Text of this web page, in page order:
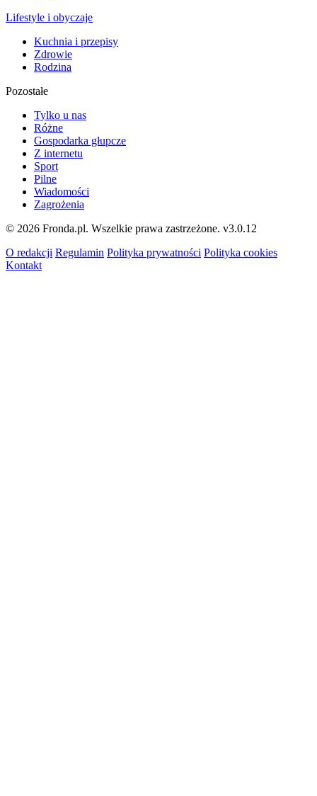
Lifestyle i obyczaje
Kuchnia i przepisy
Zdrowie
Rodzina
Pozostałe
Tylko u nas
Różne
Gospodarka głupcze
Z internetu
Sport
Pilne
Wiadomości
Zagrożenia
© 2026 Fronda.pl. Wszelkie prawa zastrzeżone. v3.0.12
O redakcji Regulamin Polityka prywatności Polityka cookies
Kontakt